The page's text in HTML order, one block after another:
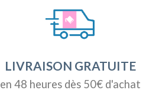
LIVRAISON GRATUITE
en 48 heures dès 50€ d'achat